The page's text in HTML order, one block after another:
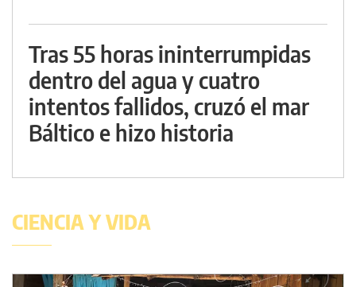
Tras 55 horas ininterrumpidas
dentro del agua y cuatro
intentos fallidos, cruzó el mar
Báltico e hizo historia
CIENCIA Y VIDA